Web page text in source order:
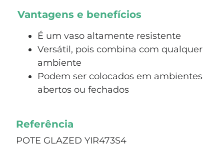
Vantagens e benefícios
É um vaso altamente resistente
Versátil, pois combina com qualquer
ambiente
Podem ser colocados em ambientes
abertos ou fechados
Referência
POTE GLAZED YIR473S4